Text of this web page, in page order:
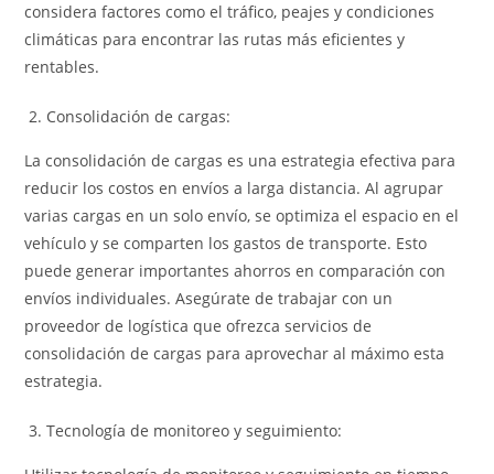
considera factores como el tráfico, peajes y condiciones
climáticas para encontrar las rutas más eficientes y
rentables.
Consolidación de cargas:
La consolidación de cargas es una estrategia efectiva para
reducir los costos en envíos a larga distancia. Al agrupar
varias cargas en un solo envío, se optimiza el espacio en el
vehículo y se comparten los gastos de transporte. Esto
puede generar importantes ahorros en comparación con
envíos individuales. Asegúrate de trabajar con un
proveedor de logística que ofrezca servicios de
consolidación de cargas para aprovechar al máximo esta
estrategia.
Tecnología de monitoreo y seguimiento: